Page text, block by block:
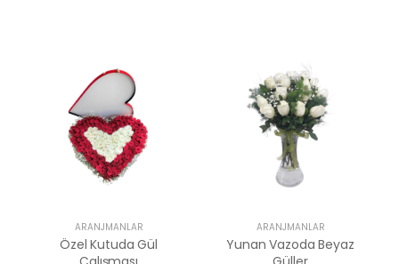
ARANJMANLAR
Özel Kutuda Gül
ARANJMANLAR
Yunan Vazoda Beyaz